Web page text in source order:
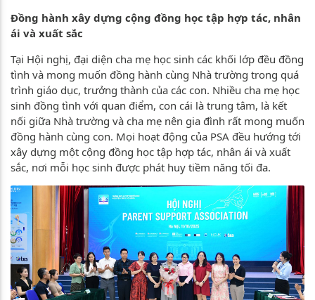
Đồng hành xây dựng cộng đồng học tập hợp tác, nhân
ái và xuất sắc
Tại Hội nghị, đại diện cha mẹ học sinh các khối lớp đều đồng
tình và mong muốn đồng hành cùng Nhà trường trong quá
trình giáo dục, trưởng thành của các con. Nhiều cha mẹ học
sinh đồng tình với quan điểm, con cái là trung tâm, là kết
nối giữa Nhà trường và cha mẹ nên gia đình rất mong muốn
đồng hành cùng con. Mọi hoạt động của PSA đều hướng tới
xây dựng một cộng đồng học tập hợp tác, nhân ái và xuất
sắc, nơi mỗi học sinh được phát huy tiềm năng tối đa.